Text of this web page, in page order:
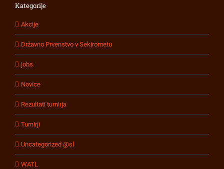
Kategorije
Akcije
Državno Prvenstvo v Sekirometu
jobs
Novice
Rezultati turnirja
Turnirji
Uncategorized @sl
WATL